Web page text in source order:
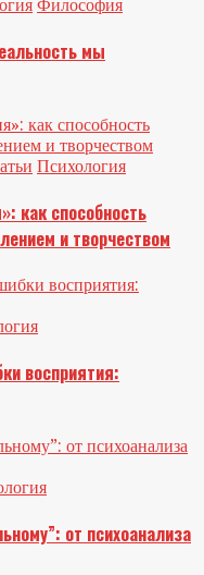
Философия
мы
Психология
как способность
и творчеством
восприятия:
от психоанализа